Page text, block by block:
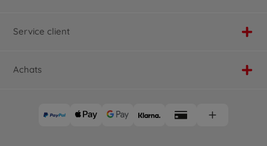
Service client
Achats